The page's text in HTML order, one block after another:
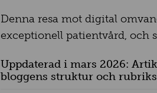
Denna resa mot digital
exceptionell patientvård, och
Uppdaterad i mars 2026:
bloggens struktur och